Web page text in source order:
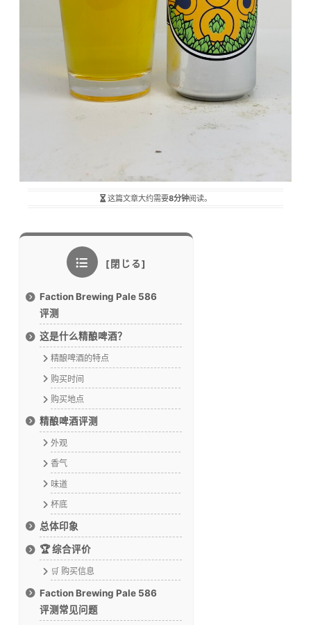
这篇文章大约需要8分钟阅读。
Faction Brewing Pale 586
评测
这是什么精酿啤酒？
精酿啤酒的特点
购买时间
购买地点
精酿啤酒评测
外观
香气
味道
杯底
总体印象
🏆 综合评价
🛒 购买信息
Faction Brewing Pale 586
评测常见问题